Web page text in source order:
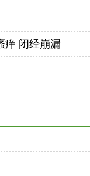
痒 闭经崩漏